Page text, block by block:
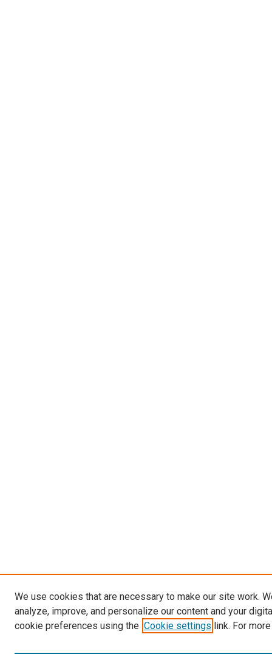
We use cookies that are necessary to make our site work.
analyze, improve, and personalize our content and your
cookie preferences using the Cookie settings link. For